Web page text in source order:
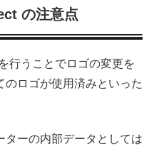
の注意点
行うことでロゴの変更を
ロゴが使用済みといった
ターの内部データとしては